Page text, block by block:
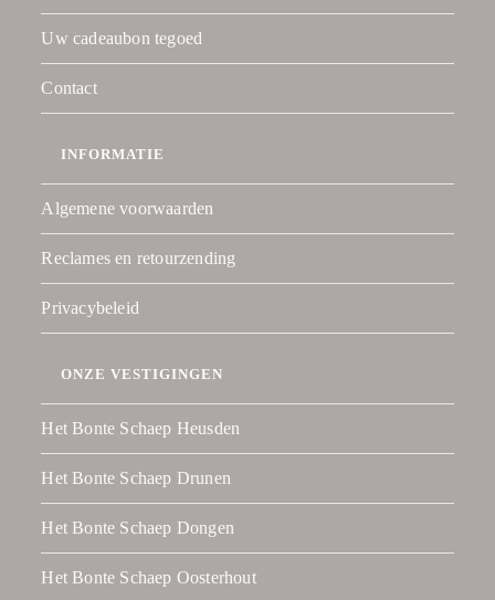
Uw cadeaubon tegoed
Contact
INFORMATIE
Algemene voorwaarden
Reclames en retourzending
Privacybeleid
ONZE VESTIGINGEN
Het Bonte Schaep Heusden
Het Bonte Schaep Drunen
Het Bonte Schaep Dongen
Het Bonte Schaep Oosterhout